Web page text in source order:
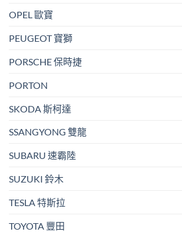
OPEL 歐寶
PEUGEOT 寶獅
PORSCHE 保時捷
PORTON
SKODA 斯柯達
SSANGYONG 雙龍
SUBARU 速霸陸
SUZUKI 鈴木
TESLA 特斯拉
TOYOTA 豐田